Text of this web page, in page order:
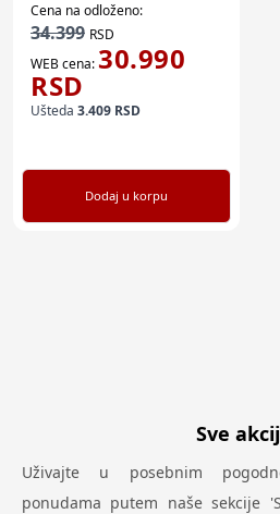
Cena na odloženo:
34.399 RSD
WEB cena:30.990
RSD
Ušteda 3.409 RSD
Dodaj u korpu
Sve
Uživajte u posebnim
ponudama putem naše sekcije